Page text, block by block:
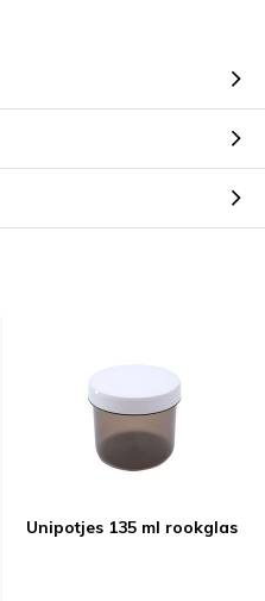
Unipotjes 135 ml rookglas